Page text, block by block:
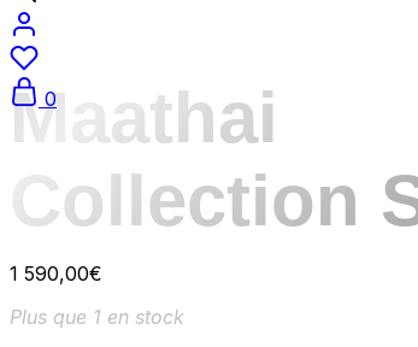
0
Maathai
Collection
1 590,00€
Plus que 1 en stock